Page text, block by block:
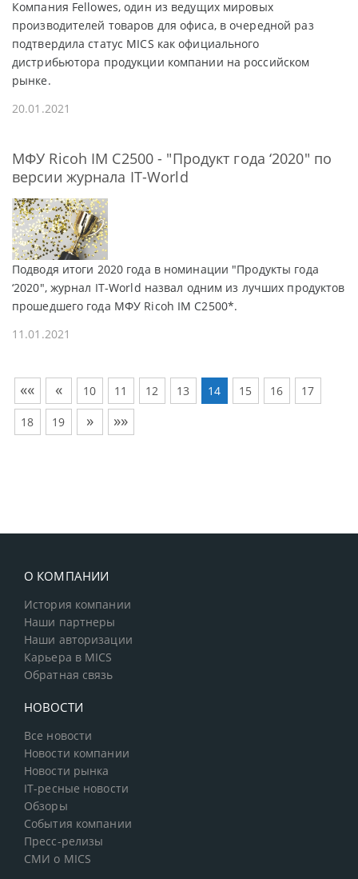
Компания Fellowes, один из ведущих мировых
производителей товаров для офиса, в очередной раз
подтвердила статус MICS как официального
дистрибьютора продукции компании на российском
рынке.
20.01.2021
МФУ Ricoh IM C2500 - "Продукт года ‘2020" по
версии журнала IT-World
Подводя итоги 2020 года в номинации "Продукты года
‘2020", журнал IT-World назвал одним из лучших продуктов
прошедшего года МФУ Ricoh IM C2500*.
11.01.2021
«« « 10 11 12 13 14 15 16 17
18 19 » »»
О КОМПАНИИ
История компании
Наши партнеры
Наши авторизации
Карьера в MICS
Обратная связь
НОВОСТИ
Все новости
Новости компании
Новости рынка
IT-ресные новости
Обзоры
События компании
Пресс-релизы
СМИ о MICS